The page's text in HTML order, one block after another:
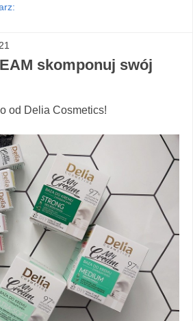
skomponuj swój
od Delia Cosmetics!